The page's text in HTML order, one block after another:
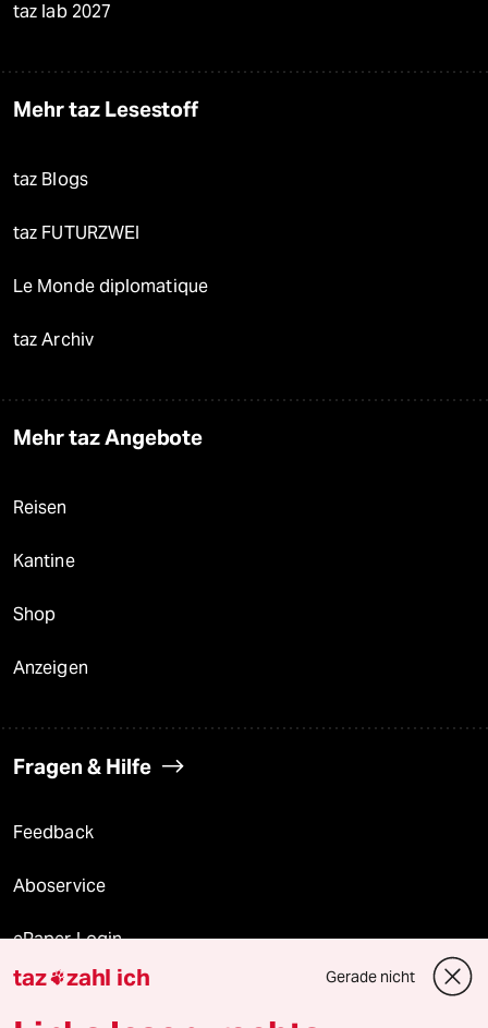
taz lab 2027
Mehr taz Lesestoff
taz Blogs
taz FUTURZWEI
Le Monde diplomatique
taz Archiv
Mehr taz Angebote
Reisen
Kantine
Shop
Anzeigen
Fragen & Hilfe
Feedback
Aboservice
ePaper Login
Downloads für Abonnierende
taz zahl ich Gerade nicht